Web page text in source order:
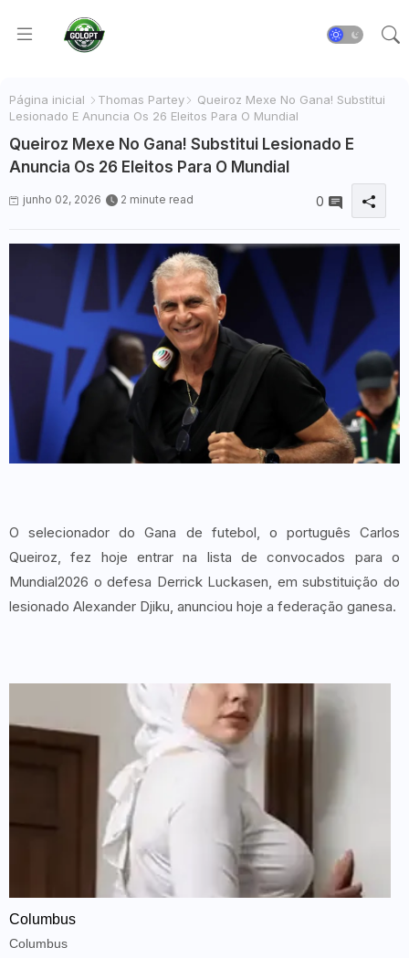
Página inicial Thomas Partey
Queiroz Mexe No Gana! Substitui
Lesionado E Anuncia Os 26 Eleitos Para O Mundial
Queiroz Mexe No Gana! Substitui Lesionado E
Anuncia Os 26 Eleitos Para O Mundial
junho 02, 2026 2 minute read 0
O selecionador do Gana de futebol, o português Carlos
Queiroz, fez hoje entrar na lista de convocados para o
Mundial2026 o defesa Derrick Luckasen, em substituição do
lesionado Alexander Djiku, anunciou hoje a federação ganesa.
Columbus
Columbus